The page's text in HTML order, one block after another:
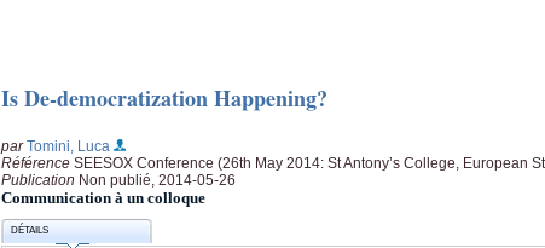
Is De-democratization Happening?
parTomini, Luca
Référence SEESOX Conference (26th May 2014: St Antony’s College, European
Publication Non publié, 2014-05-26
Communication à un colloque
DÉTAILS